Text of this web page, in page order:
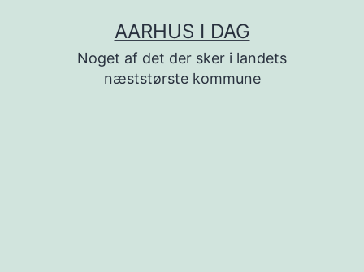
AARHUS I DAG
Noget af det der sker i landets
næststørste kommune